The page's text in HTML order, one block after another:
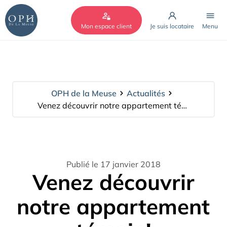
Mon espace client Je suis locataire Menu
OPH de la Meuse
Actualités
Venez découvrir notre appartement témoin!
Publié le 17 janvier 2018
Venez découvrir
notre appartement
Cookies management panel